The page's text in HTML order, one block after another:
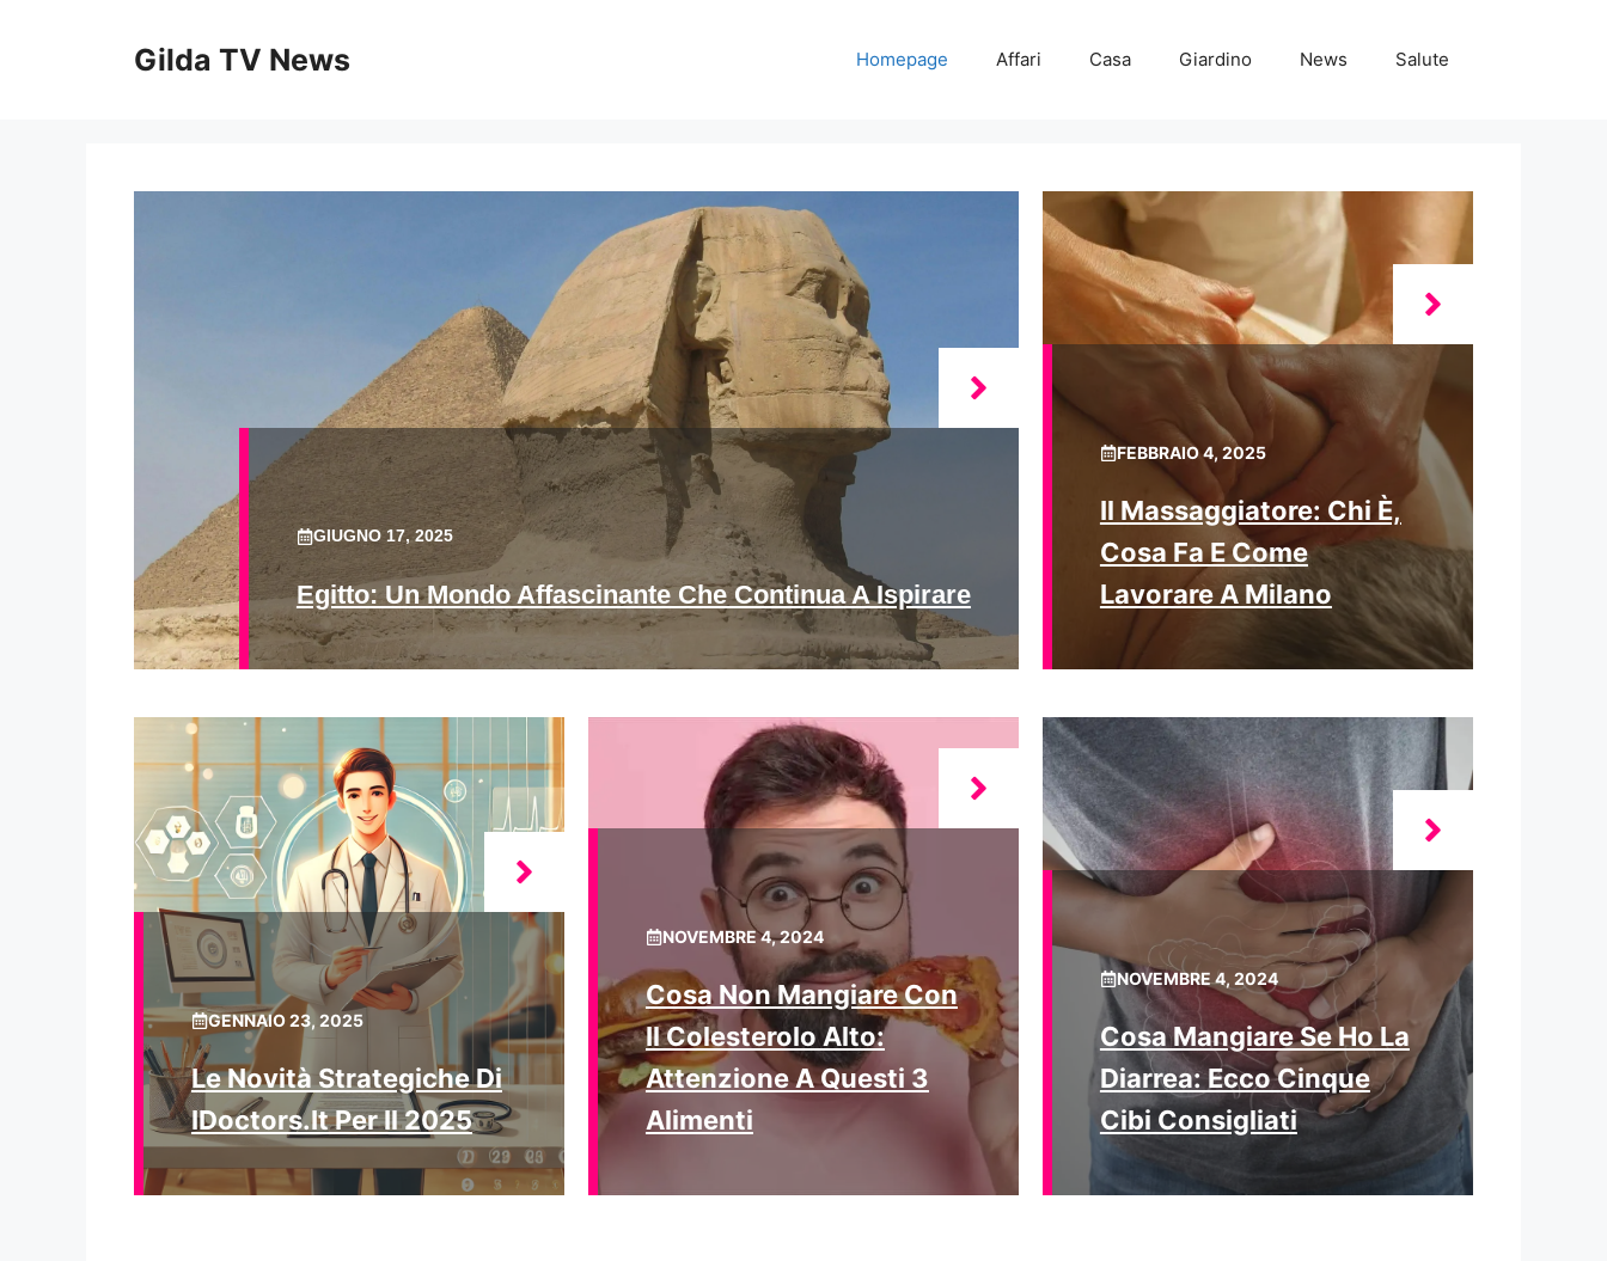
Gilda TV News Homepage Affari Casa Giardino News Salute
GIUGNO 17, 2025
Egitto: Un Mondo Affascinante Che Continua A Ispirare
FEBBRAIO 4, 2025
Il Massaggiatore: Chi È,
Cosa Fa E Come
Lavorare A Milano
GENNAIO 23, 2025
Le Novità Strategiche Di
IDoctors.it Per Il 2025
NOVEMBRE 4, 2024
Cosa Non Mangiare Con
Il Colesterolo Alto:
Attenzione A Questi 3
Alimenti
NOVEMBRE 4, 2024
Cosa Mangiare Se Ho La
Diarrea: Ecco Cinque
Cibi Consigliati